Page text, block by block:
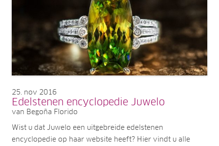
25 nov 2016
Edelstenen encyclopedie Juwelo
van Begoña Florido
Wist u dat Juwelo een uitgebreide edelstenen
encyclopedie op haar website heeft? Hier vindt u alle